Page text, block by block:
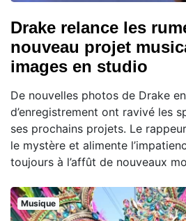
Drake relance les
nouveau projet
images en studio
De nouvelles photos de Drake
d’enregistrement ont ravivé les
ses prochains projets. Le
le mystère et alimente
toujours à l’affût de nouveaux
Musique